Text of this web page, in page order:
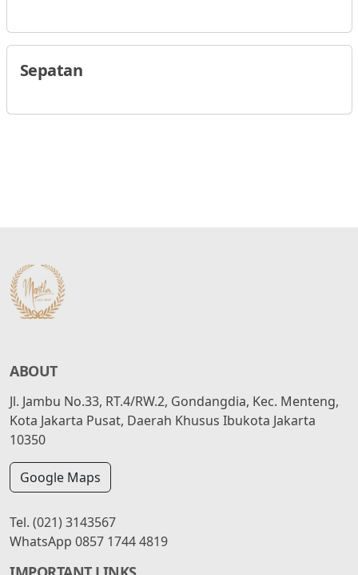
Sepatan
ABOUT
Jl. Jambu No.33, RT.4/RW.2, Gondangdia, Kec. Menteng,
Kota Jakarta Pusat, Daerah Khusus Ibukota Jakarta
10350
Google Maps
Tel. (021) 3143567
WhatsApp 0857 1744 4819